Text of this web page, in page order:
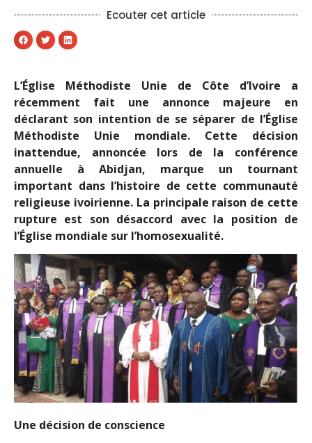
Ecouter cet article
L’Église Méthodiste Unie de Côte d’Ivoire a
récemment fait une annonce majeure en
déclarant son intention de se séparer de l’Église
Méthodiste Unie mondiale. Cette décision
inattendue, annoncée lors de la conférence
annuelle à Abidjan, marque un tournant
important dans l’histoire de cette communauté
religieuse ivoirienne. La principale raison de cette
rupture est son désaccord avec la position de
l’Église mondiale sur l’homosexualité.
Une décision de conscience